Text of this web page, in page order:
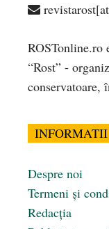
ROSTonline.ro
“Rost” -
conservatoare,
Despre noi
Termeni și
Redacția